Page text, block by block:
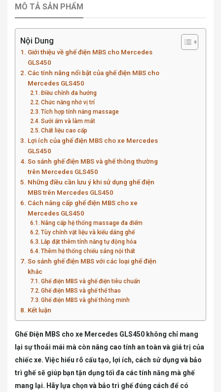
MÔ TẢ SẢN PHẨM
Nội Dung
Giới thiệu về ghế điện MBS cho Mercedes
GLS450
Các tính năng nổi bật của ghế điện MBS cho
Mercedes GLS450
Điều chỉnh đa hướng
Chức năng nhớ vị trí
Tích hợp tính năng massage
Sưởi ấm và làm mát
Chất liệu cao cấp
Lợi ích của ghế điện MBS cho xe Mercedes
GLS450
So sánh ghế điện MBS và ghế thông thường
trên Mercedes GLS450
Những điều cần lưu ý khi sử dụng ghế điện
MBS trên Mercedes GLS450
Cách nâng cấp ghế điện MBS cho xe
Mercedes GLS450
Nâng cấp hệ thống massage đa điểm
Tùy chỉnh vật liệu và kiểu dáng ghế
Lắp đặt thêm tính năng tự động hóa
Thêm hệ thống chiếu sáng nội thất
So sánh ghế điện MBS với các loại ghế điện
khác
Ghế điện MBS và ghế điện tiêu chuẩn
Ghế điện MBS và ghế thể thao
Ghế điện MBS và ghế thông minh
Kết luận
Ghế Điện MBS cho xe Mercedes GLS450 không chỉ mang
lại sự thoải mái mà còn nâng cao tính an toàn và giá trị của
chiếc xe. Việc hiểu rõ cấu tạo, lợi ích, cách sử dụng và bảo
trì ghế sẽ giúp bạn tận dụng tối đa các tính năng mà ghế
mang lại. Hãy lựa chọn và bảo trì ghế đúng cách để có